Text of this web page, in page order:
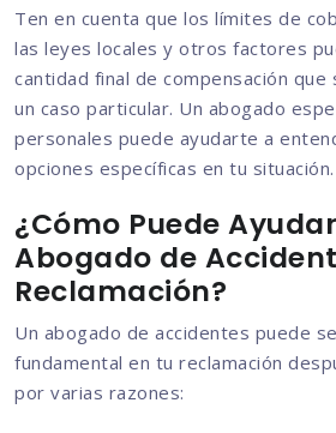
Ten en cuenta que los límites de
las leyes locales y otros factores
cantidad final de compensación
un caso particular. Un abogado
personales puede ayudarte a
opciones específicas en tu situación.
¿Cómo Puede
Abogado de
Reclamación?
Un abogado de accidentes puede
fundamental en tu reclamación
por varias razones: